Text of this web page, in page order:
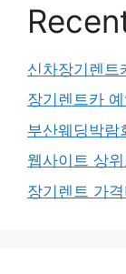
신차장기렌트
장기렌트카
부산웨딩박람
웹사이트 상
장기렌트 가